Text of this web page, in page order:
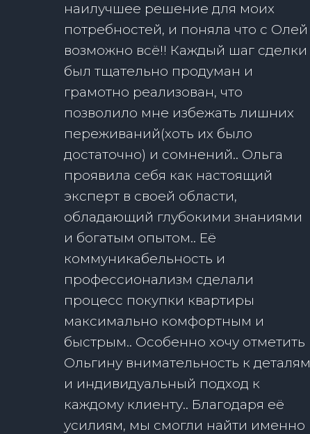
наилучшее решение для моих
потребностей, и поняла что с Олей
возможно всё!! Каждый шаг сделки
был тщательно продуман и
грамотно реализован, что
позволило мне избежать лишних
переживаний(хоть их было
достаточно) и сомнений.. Ольга
проявила себя как настоящий
эксперт в своей области,
обладающий глубокими знаниями
и богатым опытом.. Её
коммуникабельность и
профессионализм сделали
процесс покупки квартиры
максимально комфортным и
быстрым.. Особенно хочу отметить
Ольгину внимательность к деталям
и индивидуальный подход к
каждому клиенту.. Благодаря её
усилиям, мы смогли найти именно